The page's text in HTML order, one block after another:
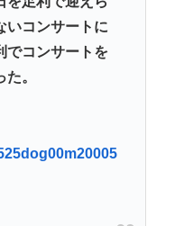
いコンサートに
でコンサートを
。